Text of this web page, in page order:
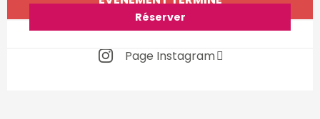
Réserver
Page Instagram